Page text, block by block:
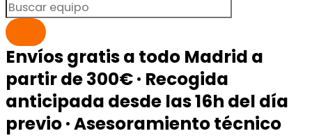
Envíos gratis a todo Madrid a
partir de 300€ · Recogida
anticipada desde las 16h del día
previo · Asesoramiento técnico